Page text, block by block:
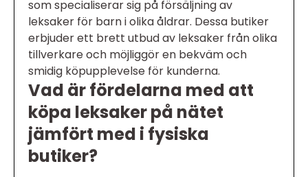
som specialiserar sig på försäljning av
leksaker för barn i olika åldrar. Dessa butiker
erbjuder ett brett utbud av leksaker från olika
tillverkare och möjliggör en bekväm och
smidig köpupplevelse för kunderna.
Vad är fördelarna med att
köpa leksaker på nätet
jämfört med i fysiska
butiker?